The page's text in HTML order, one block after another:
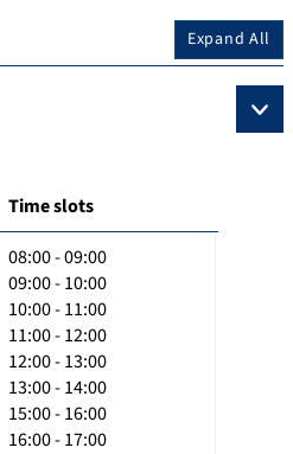
Expand All
Time slots
08:00 - 09:00
09:00 - 10:00
10:00 - 11:00
11:00 - 12:00
12:00 - 13:00
13:00 - 14:00
15:00 - 16:00
16:00 - 17:00